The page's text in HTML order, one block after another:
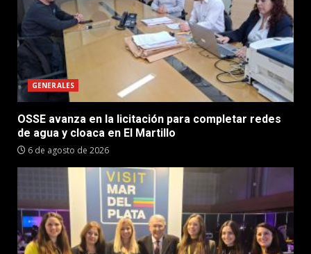
GENERALES
OSSE avanza en la licitación para completar redes
de agua y cloaca en El Martillo
6 de agosto de 2026